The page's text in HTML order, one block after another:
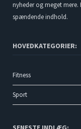
nyheder og meget
spændende indhold.
HOVEDKATEGORIER:
Fitness
Sport